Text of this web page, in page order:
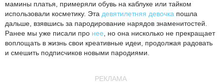
мамины платья, примеряли обувь на каблуке или тайком
использовали косметику. Эта девятилетняя девочка пошла
дальше, взявшись за пародирование нарядов знаменитостей.
Ранее мы уже писали про нее , но она нисколько не прекращает
воплощать в жизнь свои креативные идеи, продолжая радовать
и смешить подписчиков новыми пародиями.
РЕКЛАМА